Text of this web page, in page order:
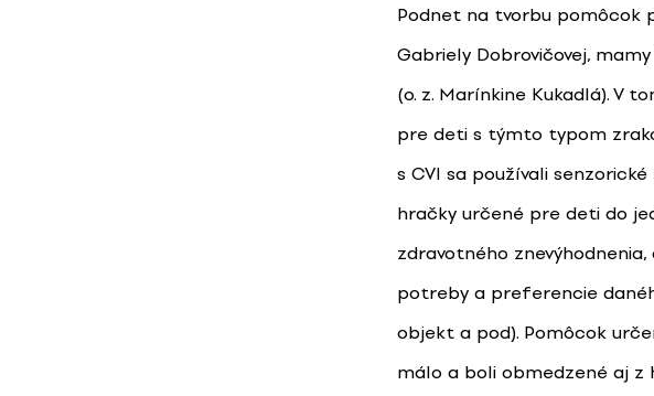
Podnet na tvorbu pomôcok
Gabriely Dobrovičovej,
(o. z. Marínkine Kukadlá). V
pre deti s týmto typom
s CVI sa používali
hračky určené pre deti do
zdravotného
potreby a preferencie
objekt a pod). Pomôcok
málo a boli obmedzené aj z